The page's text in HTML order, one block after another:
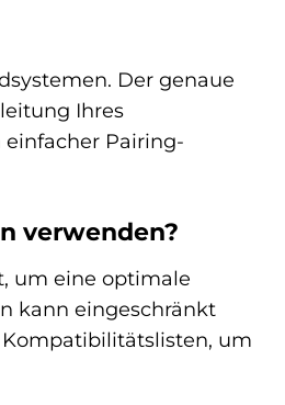
Der genaue
Ihres
einfacher Pairing-
verwenden?
um eine optimale
kann eingeschränkt
um